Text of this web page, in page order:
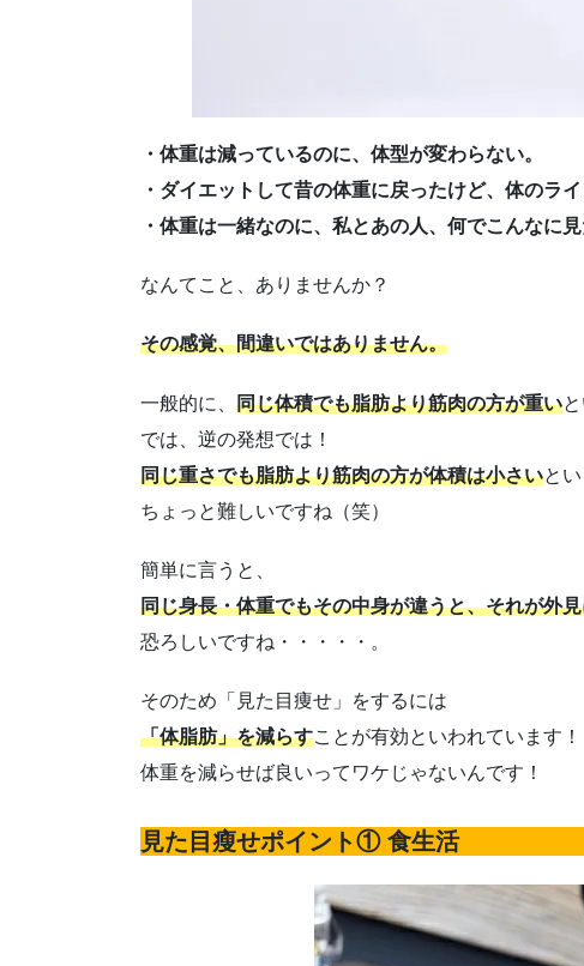
・体重は減っているのに、体型が変わらない。
・ダイエットして昔の体重に戻ったけど、体のラ
・体重は一緒なのに、私とあの人、何でこんなに
なんてこと、ありませんか？
その感覚、間違いではありません。
一般的に、 同じ体積でも脂肪より筋肉の方が重い
では、逆の発想では！
同じ重さでも脂肪より筋肉の方が体積は小さいと
ちょっと難しいですね（笑）
簡単に言うと、
同じ身長・体重でもその中身が違うと、それが外
恐ろしいですね・・・・・。
そのため「見た目痩せ」をするには
「体脂肪」を減らすことが有効といわれています！
体重を減らせば良いってワケじゃないんです！
見た目瘦せポイント① 食生活